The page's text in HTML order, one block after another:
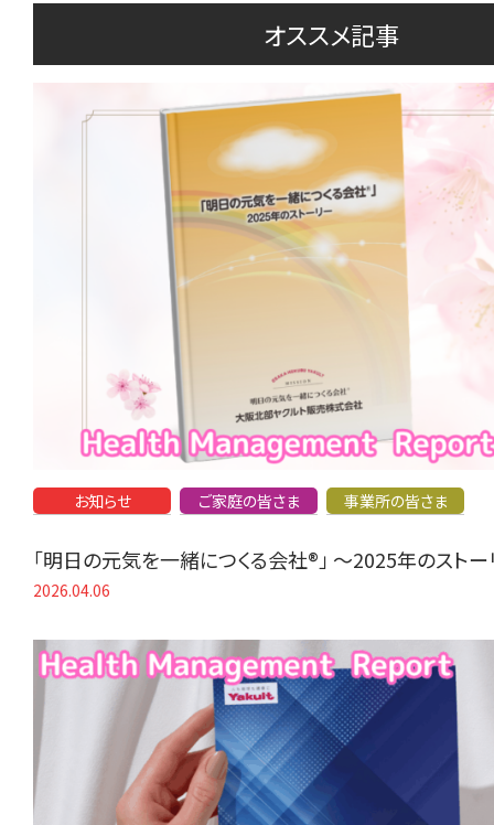
オススメ記事
お知らせ ご家庭の皆さま 事業所の皆さま
「明日の元気を一緒につくる会社®」 〜2025年のスト
2026.04.06